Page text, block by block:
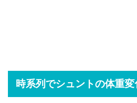
時系列でシュントの体重変